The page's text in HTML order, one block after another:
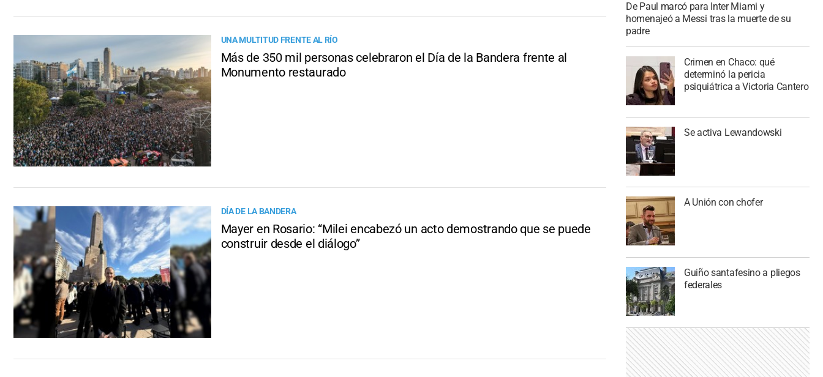
UNA MULTITUD FRENTE AL RÍO
Más de 350 mil personas celebraron el Día de la Bandera frente al
Monumento restaurado
DÍA DE LA BANDERA
Mayer en Rosario: “Milei encabezó un acto demostrando que se puede
construir desde el diálogo”
De Paul marcó para Inter Miami y
homenajeó a Messi tras la muerte de su
padre
Crimen en Chaco: qué
determinó la pericia
psiquiátrica a Victoria Cantero
Se activa Lewandowski
A Unión con chofer
Guiño santafesino a pliegos
federales